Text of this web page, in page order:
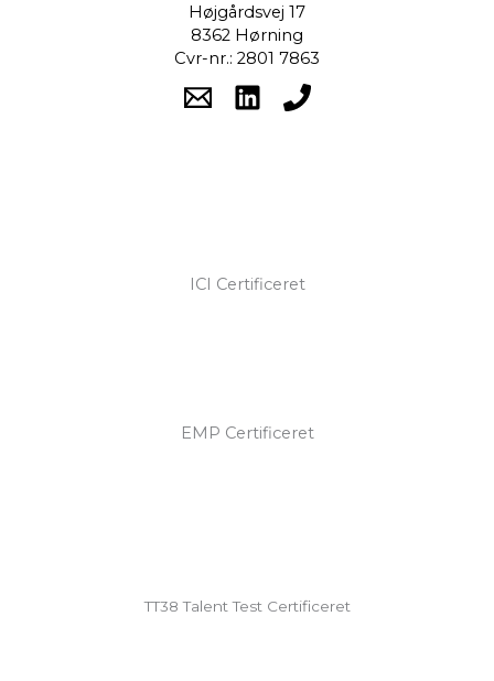
Højgårdsvej 17
8362 Hørning
Cvr-nr.: 2801 7863
ICI Certificeret
EMP Certificeret
TT38 Talent Test Certificeret